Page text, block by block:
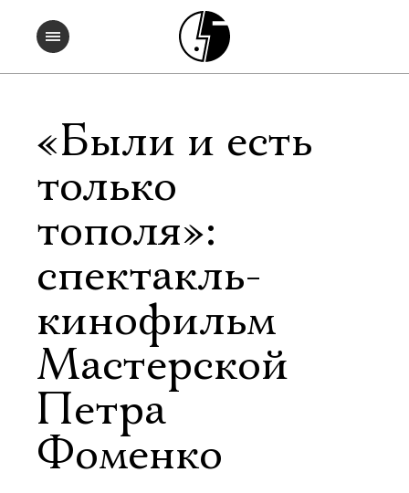
«Были и есть
только
тополя»:
спектакль-
кинофильм
Мастерской
Петра
Фоменко